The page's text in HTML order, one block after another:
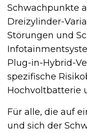
Schwachpunkte
Dreizylinder-
Störungen und
Plug-in-Hybrid-
spezifische
Hochvoltbatterie
Für alle, die auf
und sich der